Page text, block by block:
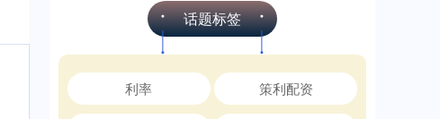
话题标签
利率 策利配资